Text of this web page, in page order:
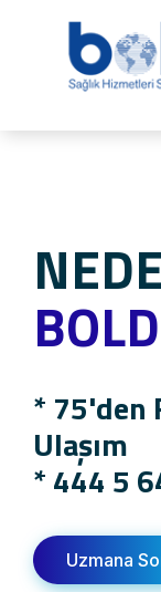
* 75'den
Ulaşım
*444 5
Uzmana